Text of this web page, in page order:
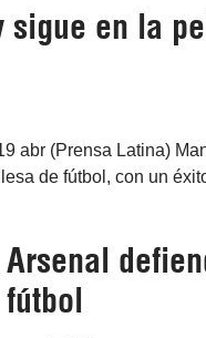
sigue en la
abr (Prensa Latina)
de fútbol, con un
Arsenal
fútbol